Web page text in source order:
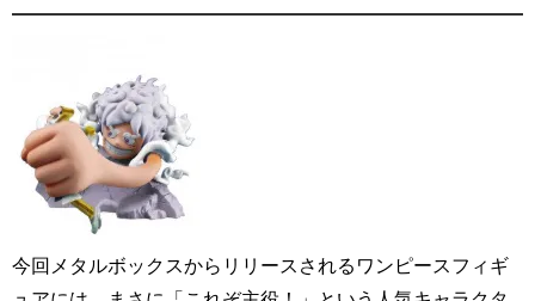
今回メタルボックスからリリースされるワンピースフィギ